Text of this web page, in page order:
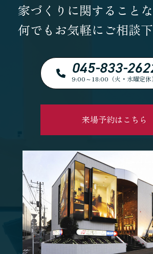
家づくりに関すること
何でもお気軽にご相談
045-833-
9:00～18:00（火・水曜定休）
来場予約はこちら